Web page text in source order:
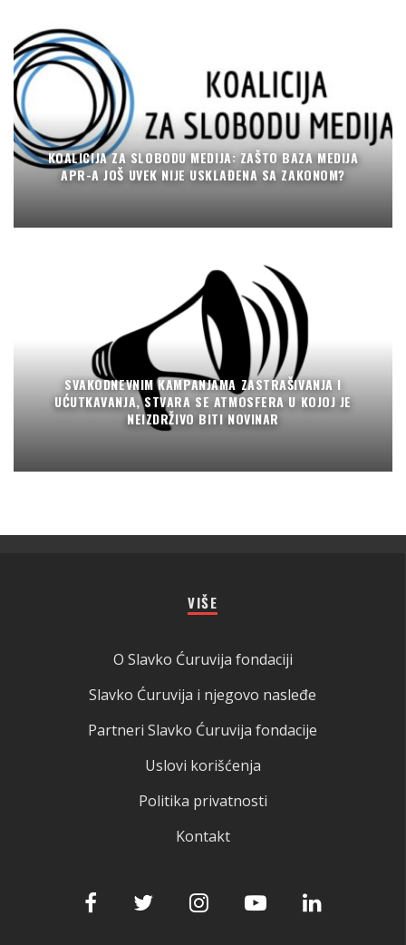
KOALICIJA ZA SLOBODU MEDIJA: ZAŠTO BAZA MEDIJA
APR-A JOŠ UVEK NIJE USKLAĐENA SA ZAKONOM?
SVAKODNEVNIM KAMPANJAMA ZASTRAŠIVANJA I
UĆUTKAVANJA, STVARA SE ATMOSFERA U KOJOJ JE
NEIZDRŽIVO BITI NOVINAR
VIŠE
O Slavko Ćuruvija fondaciji
Slavko Ćuruvija i njegovo nasleđe
Partneri Slavko Ćuruvija fondacije
Uslovi korišćenja
Politika privatnosti
Kontakt